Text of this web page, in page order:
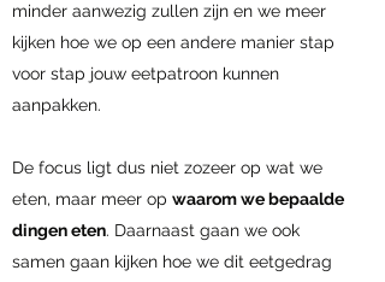
minder aanwezig zullen zijn en we meer
kijken hoe we op een andere manier stap
voor stap jouw eetpatroon kunnen
aanpakken.
De focus ligt dus niet zozeer op wat we
eten, maar meer op waarom we bepaalde
dingen eten. Daarnaast gaan we ook
samen gaan kijken hoe we dit eetgedrag